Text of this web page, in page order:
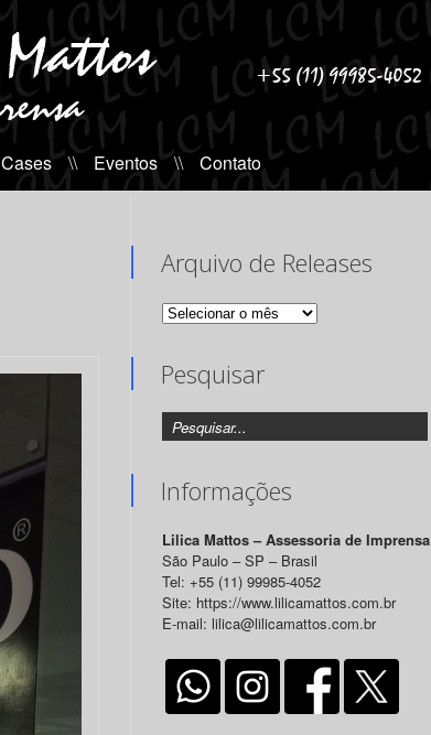
Cases \\ Eventos \\ Contato
Arquivo de Releases
Arquivo
Pesquisar
Informações
Lilica Mattos – Assessoria de Imprensa
São Paulo – SP – Brasil
Tel: +55 (11) 99985-4052
Site: https://www.lilicamattos.com.br
E-mail: lilica@lilicamattos.com.br